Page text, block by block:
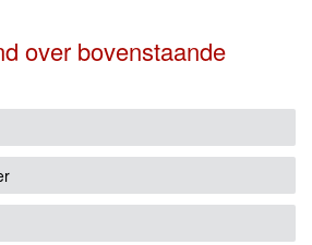
over bovenstaande